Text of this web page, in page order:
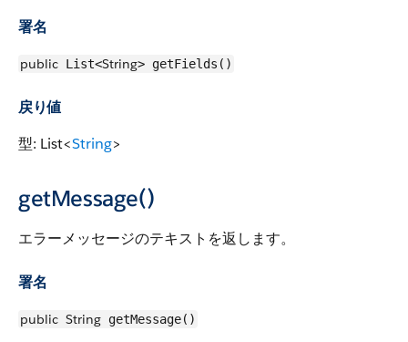
署名
public List<String> getFields()
戻り値
型: List<String>
getMessage()
エラーメッセージのテキストを返します。
署名
public String getMessage()